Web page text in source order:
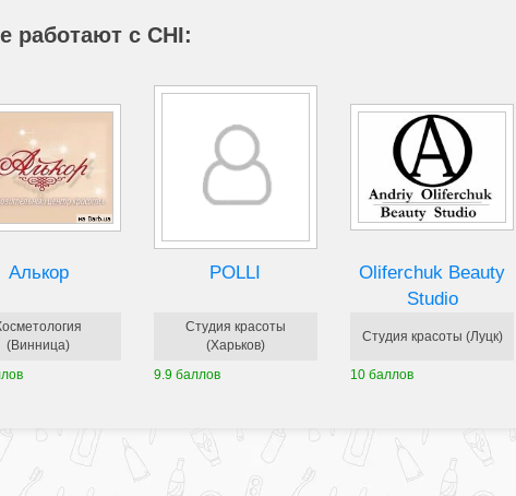
работают с CHI:
Алькор
(Винница)
POLLI
Студия красоты
(Харьков)
9.9 баллов
Oliferchuk Beauty
Studio
Студия красоты (Луцк)
10 баллов